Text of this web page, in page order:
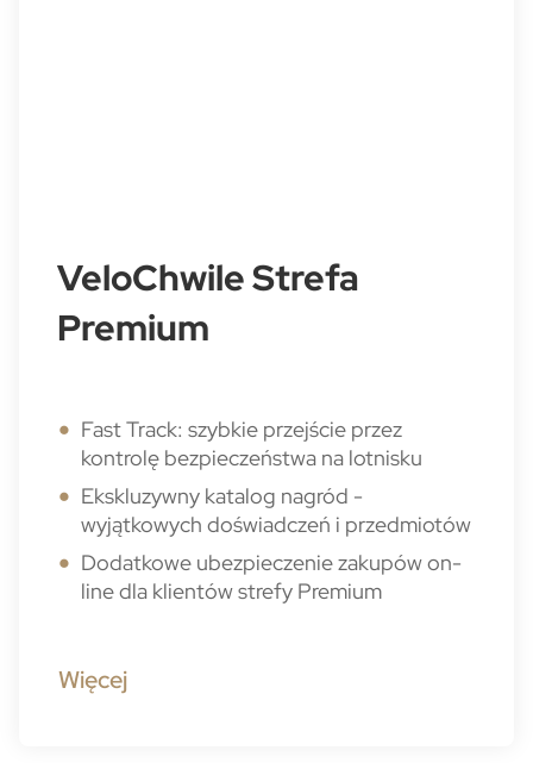
VeloChwile Strefa
Premium
Fast Track: szybkie przejście przez
kontrolę bezpieczeństwa na lotnisku
Ekskluzywny katalog nagród -
wyjątkowych doświadczeń i przedmiotów
Dodatkowe ubezpieczenie zakupów on-
line dla klientów strefy Premium
Więcej